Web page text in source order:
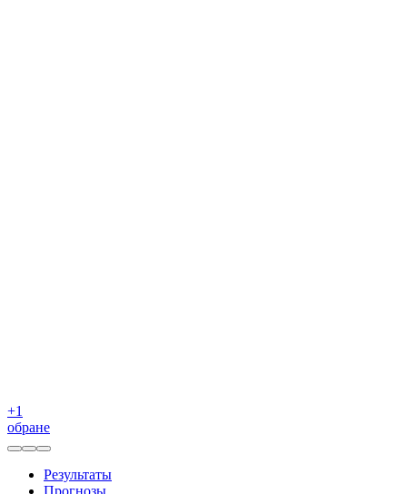
+1
обране
Результаты
Прогнозы